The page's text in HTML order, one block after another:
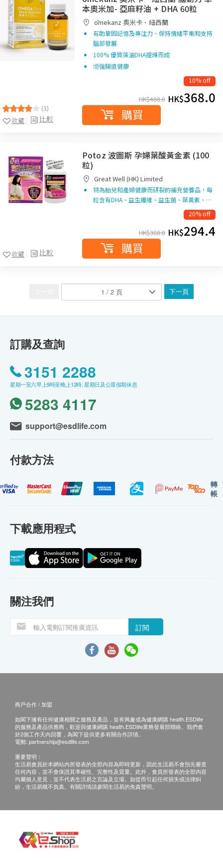
(3)
比較
收藏
本奧米加- 亞麻籽油 + DHA 60粒
ōmekanz 奧米卡．紐西蘭
有助鞏固記憶及專注力、保持情緒平衡和支持
腦部發展
100% 優質藻油DHA提煉而成
増強腸道健康
10% off
HK$408.0 HK$368.0
購買
比較
收藏
Potoz 波圖斯 孕婦葉酸黃金素 (100
粒)
Great Well (HK) Limited
特為胎兒和產婦健康而研裂的補充營養品，每
粒含有DHA、益生纖維、益生菌、葉黃素、…
20% off
HK$368.0 HK$294.4
購買
下一頁
訂購及查詢
3151 2288
星期一至六早上9時至晚上12時; 星期日及公眾假期休息
5283 4117
support@esdlife.com
付款方法
轉
帳
下載應用程式
關注我們
訂閱
商戶合作 / 加盟
如閣下擁有任何健康相關之服務及產品，並有興趣成為健康網購 health.ESDlife
的服務及產品供應商，歡迎與健康網購 health.ESDlife業務發展部聯絡。我們會
於2個工作天內回覆，為閣下提供更多有關合作詳情。
電郵: partnership@esdlife.com
重要聲明：
生活易會員於本網站內所發表的全部內容為即時更新，因此生活易不會預先審查
任何內容，並不會保證其準確性、完整性及質量。此外，會員所發表的全部內容
均屬個人意見，並不代表生活易之言論及立場。如從而引起任何損失或法律糾
紛，生活易概不負責。有關詳情請參閱生活易的免責聲明。